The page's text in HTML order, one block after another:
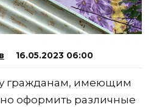
16.05.2023 06:00
гражданам, имеющим
оформить различные